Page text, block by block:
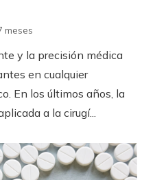
meses
y la precisión médica
en cualquier
En los últimos años, la
a la cirugí...